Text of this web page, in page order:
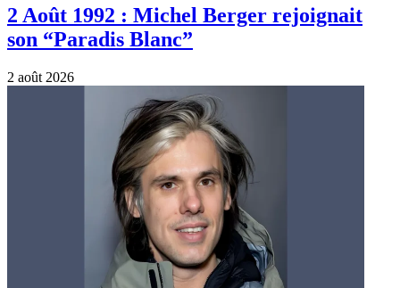
2 Août 1992 : Michel Berger rejoignait
son “Paradis Blanc”
2 août 2026